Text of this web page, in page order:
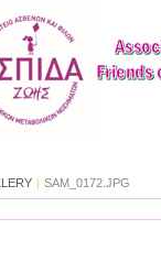
| SAM_0172.JPG